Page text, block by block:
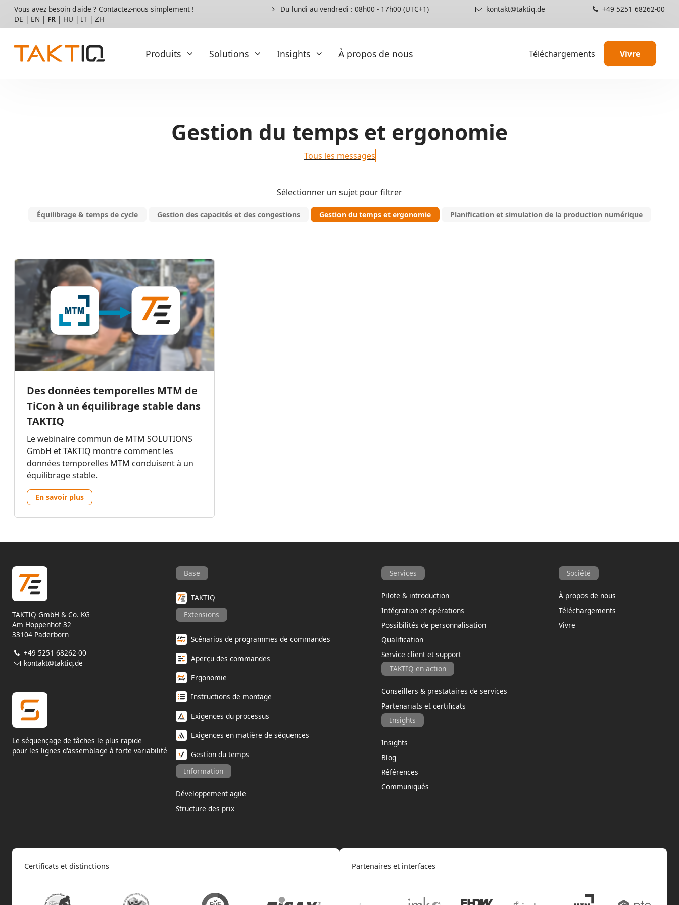
Aller
directement
au
Vous avez besoin d'aide ? Contactez-nous simplement ! Du lundi au vendredi : 08h00 - 17h00 (UTC+1) kontakt@taktiq.de
+49 5251 68262-00
DE | EN | FR | HU | IT | ZH
Produits
Scénarios de programmes de commandes
Aperçu des commandes
Ergonomie
Exigences du processus
Exigences en matière de séquences
Gestion du temps
Solutions Insights
Articles spécialisés et livres blancs
À propos de nous Téléchargements Vivre
Gestion du temps et ergonomie
Tous les messages
Sélectionner un sujet pour filtrer
Équilibrage & temps de cycle Gestion des capacités et des congestions Gestion du temps et ergonomie Planification et simulation de la production numérique
Des données temporelles MTM de
TiCon à un équilibrage stable dans
TAKTIQ
Le webinaire commun de MTM SOLUTIONS
GmbH et TAKTIQ montre comment les
données temporelles MTM conduisent à un
équilibrage stable.
En savoir plus
TAKTIQ GmbH & Co. KG
Am Hoppenhof 32
33104 Paderborn
+49 5251 68262-00
kontakt@taktiq.de
Le séquençage de tâches le plus rapide
pour les lignes d'assemblage à forte variabilité
Base
TAKTIQ
Extensions
Scénarios de programmes de commandes
Aperçu des commandes
Ergonomie
Instructions de montage
Exigences du processus
Exigences en matière de séquences
Gestion du temps
Information
Développement agile
Structure des prix
Services
Pilote & introduction
Intégration et opérations
Possibilités de personnalisation
Qualification
Service client et support
TAKTIQ en action
Conseillers & prestataires de services
Partenariats et certificats
Insights
Insights
Blog
Références
Communiqués
Société
À propos de nous
Téléchargements
Vivre
Certificats et distinctions Partenaires et interfaces